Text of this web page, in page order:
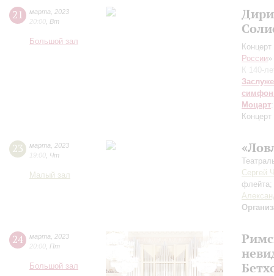
21 марта
2023
20:00 Вт
Большой зал
России»
К 140-
Моцарт
23 марта
2023
19:00 Чт
Малый зал
Сергей
флейта;
24 марта
2023
20:00 Пт
Большой зал